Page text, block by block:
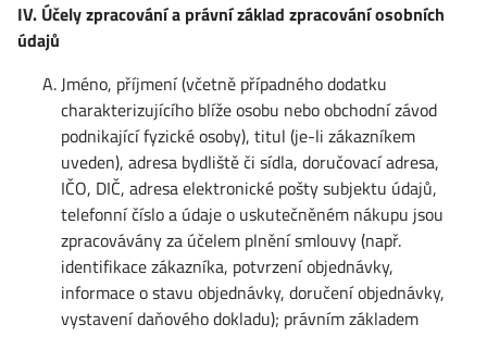
IV. Účely zpracování a právní základ zpracování osobních
údajů
Jméno, příjmení (včetně případného dodatku
charakterizujícího blíže osobu nebo obchodní závod
podnikající fyzické osoby), titul (je-li zákazníkem
uveden), adresa bydliště či sídla, doručovací adresa,
IČO, DIČ, adresa elektronické pošty subjektu údajů,
telefonní číslo a údaje o uskutečněném nákupu jsou
zpracovávány za účelem plnění smlouvy (např.
identifikace zákazníka, potvrzení objednávky,
informace o stavu objednávky, doručení objednávky,
vystavení daňového dokladu); právním základem